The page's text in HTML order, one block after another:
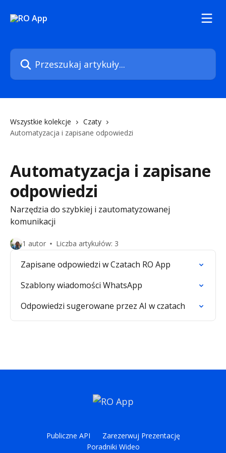
Przeszukaj artykuły...
Wszystkie kolekcje
Czaty
Automatyzacja i zapisane odpowiedzi
Automatyzacja i zapisane
odpowiedzi
Narzędzia do szybkiej i zautomatyzowanej
komunikacji
1 autor Liczba artykułów: 3
Zapisane odpowiedzi w Czatach RO App
Szablony wiadomości WhatsApp
Odpowiedzi sugerowane przez AI w czatach
Publiczne API
Zarezerwuj Prezentację
Poradniki Wideo